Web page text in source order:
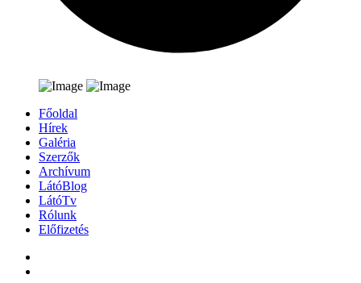
Főoldal
Hírek
Galéria
Szerzők
Archívum
LátóBlog
LátóTv
Rólunk
Előfizetés